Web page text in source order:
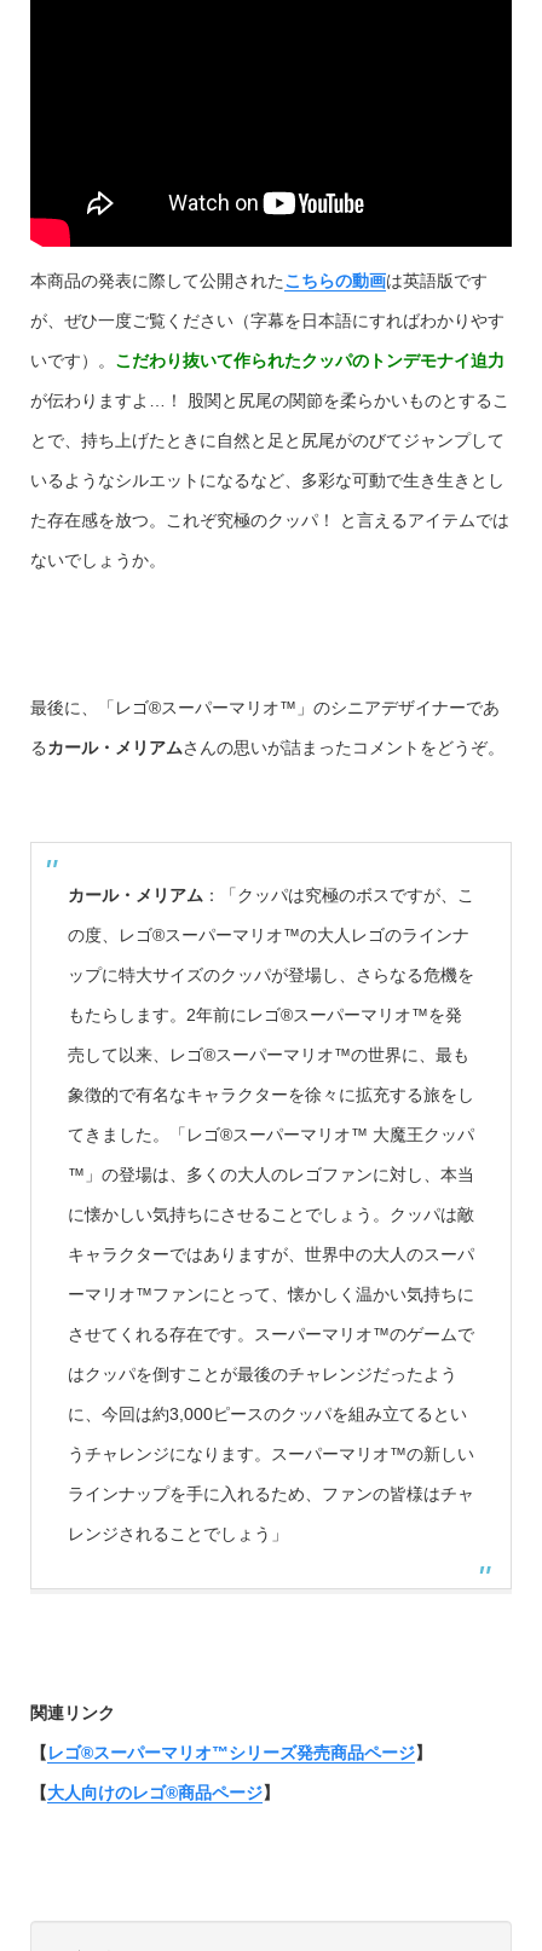
本商品の発表に際して公開されたこちらの動画は英語版です
が、ぜひ一度ご覧ください（字幕を日本語にすればわかりやす
いです）。 こだわり抜いて作られたクッパのトンデモナイ迫力
が伝わりますよ…！ 股関と尻尾の関節を柔らかいものとするこ
とで、持ち上げたときに自然と足と尻尾がのびてジャンプして
いるようなシルエットになるなど、多彩な可動で生き生きとし
た存在感を放つ。これぞ究極のクッパ！ と言えるアイテムでは
ないでしょうか。
最後に、「レゴ®スーパーマリオ™」のシニアデザイナーであ
るカール・メリアムさんの思いが詰まったコメントをどうぞ。
カール・メリアム：「クッパは究極のボスですが、こ
の度、レゴ®スーパーマリオ™の大人レゴのラインナ
ップに特大サイズのクッパが登場し、さらなる危機を
もたらします。2年前にレゴ®スーパーマリオ™を発
売して以来、レゴ®スーパーマリオ™の世界に、最も
象徴的で有名なキャラクターを徐々に拡充する旅をし
てきました。「レゴ®スーパーマリオ™ 大魔王クッパ
™」の登場は、多くの大人のレゴファンに対し、本当
に懐かしい気持ちにさせることでしょう。クッパは敵
キャラクターではありますが、世界中の大人のスーパ
ーマリオ™ファンにとって、懐かしく温かい気持ちに
させてくれる存在です。スーパーマリオ™のゲームで
はクッパを倒すことが最後のチャレンジだったよう
に、今回は約3,000ピースのクッパを組み立てるとい
うチャレンジになります。スーパーマリオ™の新しい
ラインナップを手に入れるため、ファンの皆様はチャ
レンジされることでしょう」
関連リンク
【 レゴ®スーパーマリオ™シリーズ発売商品ページ】
【大人向けのレゴ®商品ページ】